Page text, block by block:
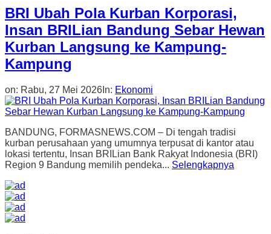
BRI Ubah Pola Kurban Korporasi,
Insan BRILian Bandung Sebar Hewan
Kurban Langsung ke Kampung-
Kampung
on: Rabu, 27 Mei 2026 In: Ekonomi
BANDUNG, FORMASNEWS.COM – Di tengah tradisi
kurban perusahaan yang umumnya terpusat di kantor atau
lokasi tertentu, Insan BRILian Bank Rakyat Indonesia (BRI)
Region 9 Bandung memilih pendeka... Selengkapnya